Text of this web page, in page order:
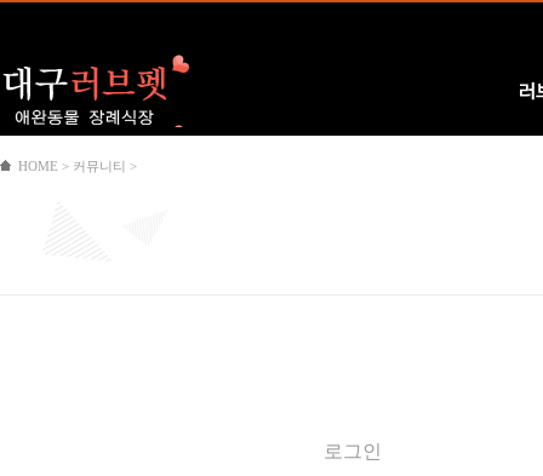
Logo
러
HOME > 커뮤니티 >
로그인